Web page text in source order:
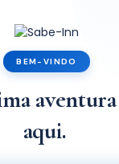
BEM-VINDO
aqui.